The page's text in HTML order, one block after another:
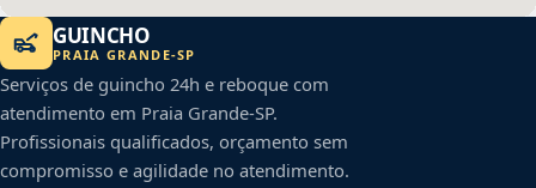
GUINCHO
PRAIA GRANDE-SP
Serviços de guincho 24h e reboque com
atendimento em Praia Grande-SP.
Profissionais qualificados, orçamento sem
compromisso e agilidade no atendimento.